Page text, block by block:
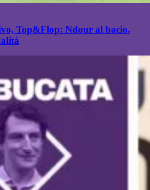
Top&Flop: Ndour al bacio.